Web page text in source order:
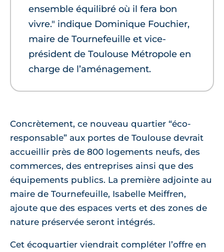
ensemble équilibré où il fera bon
vivre." indique Dominique Fouchier,
maire de Tournefeuille et vice-
président de Toulouse Métropole en
charge de l’aménagement.
Concrètement, ce nouveau quartier “éco-
responsable” aux portes de Toulouse devrait
accueillir près de 800 logements neufs, des
commerces, des entreprises ainsi que des
équipements publics. La première adjointe au
maire de Tournefeuille, Isabelle Meiffren,
ajoute que des espaces verts et des zones de
nature préservée seront intégrés.
Cet écoquartier viendrait compléter l’offre en